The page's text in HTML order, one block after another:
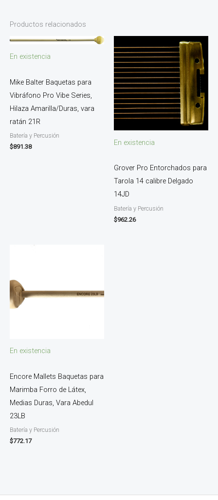
Productos relacionados
En existencia
Mike Balter Baquetas para
Vibráfono Pro Vibe Series,
Hilaza Amarilla/Duras, vara
ratán 21R
Batería y Percusión
$891.38 En existencia
Grover Pro Entorchados para
Tarola 14 calibre Delgado
14JD
Batería y Percusión
$962.26
En existencia
Encore Mallets Baquetas para
Marimba Forro de Látex,
Medias Duras, Vara Abedul
23LB
Batería y Percusión
$772.17